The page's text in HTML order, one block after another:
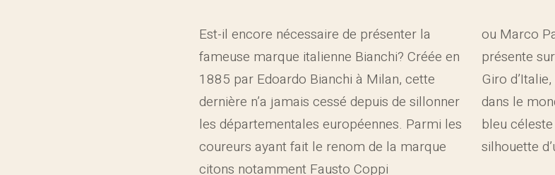
Est-il encore nécessaire de présenter la
fameuse marque italienne Bianchi? Créée en
1885 par Edoardo Bianchi à Milan, cette
dernière n’a jamais cessé depuis de sillonner
les départementales européennes. Parmi les
coureurs ayant fait le renom de la marque
citons notamment Fausto Coppi
ou Marco
présente
Giro
dans le
bleu
silhouette